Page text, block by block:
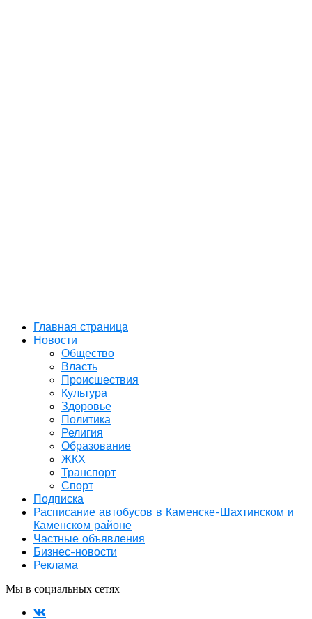
Главная страница
Новости
Общество
Власть
Происшествия
Культура
Здоровье
Политика
Религия
Образование
ЖКХ
Транспорт
Спорт
Подписка
Расписание автобусов в Каменске-Шахтинском и
Каменском районе
Частные объявления
Бизнес-новости
Реклама
Мы в социальных сетях